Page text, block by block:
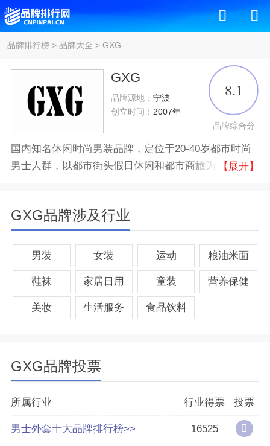
品牌排行榜> 品牌大全 > GXG
GXG
品牌源地： 宁波
创立时间： 2007年
8.1
品牌综合分
国内知名休闲时尚男装品牌，定位于20-40岁都市时尚
男士人群，以都市街头假日休闲和都市商旅为主的风
过利落合身的剪裁，配合考究的色彩比例，用当下流行
的设计语言及元素，结合高品质面料和创新的工艺手法
为新一代亚洲年轻男士营造别致、潮流、优质的美学着
装形态。
品牌认证
分享量
好评率 81%
参与榜单数 66个
【展开】
GXG品牌涉及行业
男装 女装 运动 粮油米面
鞋袜 家居日用 童装 营养保健
美妆 生活服务 食品饮料
GXG品牌投票
所属行业 行业得票 投票
男士外套十大品牌排行榜>> 16525